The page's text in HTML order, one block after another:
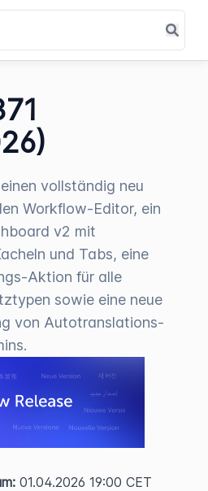
vollständig neu
Workflow-Editor, ein
v2 mit
und Tabs, eine
Aktion für alle
sowie eine neue
von Autotranslations-
01.04.2026 19:00 CET